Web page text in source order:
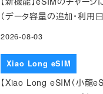
（データ容量の追加・利用
2026-08-03
Xiao Long eSIM
【Xiao Long eSIM（小龍